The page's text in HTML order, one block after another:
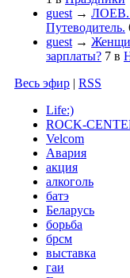
guest → ЛОЕВ.
Путеводитель.
guest →
зарплаты? 7 в
Весь эфир | RSS
Life:)
ROCK-
Velcom
Авария
акция
алкоголь
батэ
Беларусь
борьба
брсм
выставка
гаи